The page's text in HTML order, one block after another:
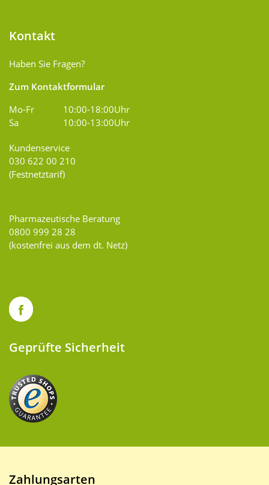
Kontakt
Haben Sie Fragen?
Zum Kontaktformular
Mo-Fr
10:00-18:00Uhr
Sa
10:00-13:00Uhr
Kundenservice
030 622 00 210
(Festnetztarif)
Pharmazeutische Beratung
0800 999 28 28
(kostenfrei aus dem dt. Netz)
Geprüfte Sicherheit
Zahlungsarten